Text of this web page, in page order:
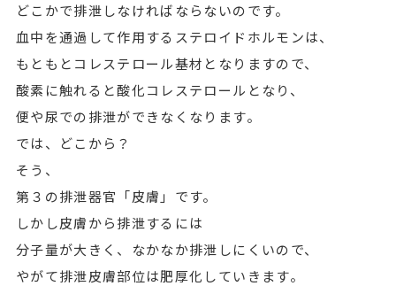
どこかで排泄しなければならないのです。
血中を通過して作用するステロイドホルモンは、
もともとコレステロール基材となりますので、
酸素に触れると酸化コレステロールとなり、
便や尿での排泄ができなくなります。
では、どこから？
そう、
第３の排泄器官「皮膚」です。
しかし皮膚から排泄するには
分子量が大きく、なかなか排泄しにくいので、
やがて排泄皮膚部位は肥厚化していきます。